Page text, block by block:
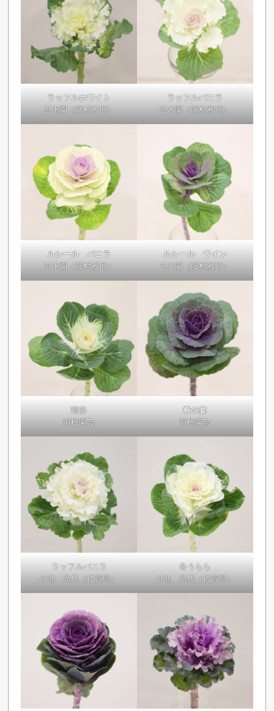
ラッフルホワイト
玉水園（藤村雅博）
ラッフルバニラ
玉水園（藤村雅博）
ルシール バニラ
玉水園（藤村雅博）
ルシール ワイン
玉水園（藤村雅博）
晴姿
前橋園芸
春の宴
前橋園芸
ラッフルバニラ
小池 尚典（佐賀県）
冬うらら
小池 尚典（佐賀県）